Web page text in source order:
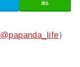
送る
@papanda_life）